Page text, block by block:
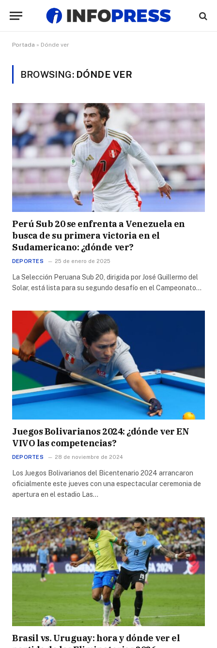
Portada » Dónde ver
BROWSING: DÓNDE VER
Perú Sub 20 se enfrenta a Venezuela en
busca de su primera victoria en el
Sudamericano: ¿dónde ver?
DEPORTES 25 de enero de 2025
La Selección Peruana Sub 20, dirigida por José Guillermo del
Solar, está lista para su segundo desafío en el Campeonato…
Juegos Bolivarianos 2024: ¿dónde ver EN
VIVO las competencias?
DEPORTES 28 de noviembre de 2024
Los Juegos Bolivarianos del Bicentenario 2024 arrancaron
oficialmente este jueves con una espectacular ceremonia de
apertura en el estadio Las…
Brasil vs. Uruguay: hora y dónde ver el